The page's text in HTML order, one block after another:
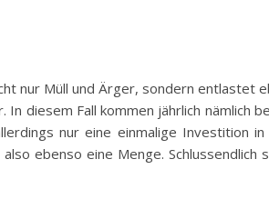
nur Müll und Ärger, sondern entlastet
diesem Fall kommen jährlich nämlich
nur eine einmalige Investition
ebenso eine Menge. Schlussendlich